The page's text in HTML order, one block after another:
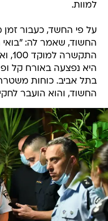
למוות.
על פי החשד, כעבור
החשוד, שאמר לה:
היא נפצעה באורח קל
בתל אביב. כוחות
החשוד, והוא הועבר